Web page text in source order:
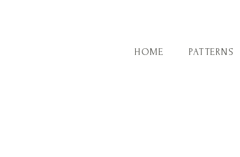
HOME PATTERNS